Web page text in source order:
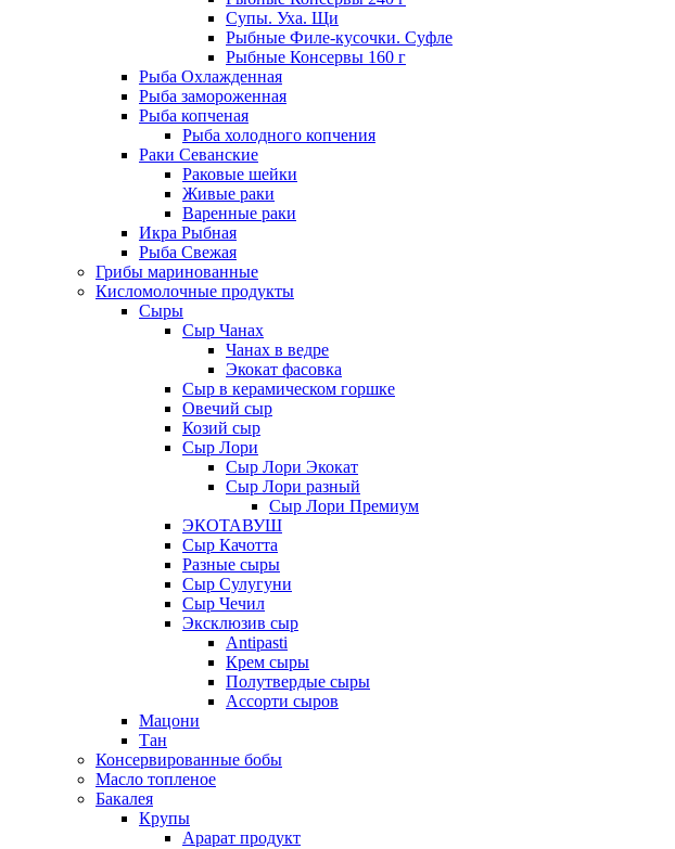
Супы. Уха. Щи
Рыбные Филе-кусочки. Суфле
Рыбные Консервы 160 г
Рыба Охлажденная
Рыба замороженная
Рыба копченая
Рыба холодного копчения
Раки Севанские
Раковые шейки
Живые раки
Варенные раки
Икра Рыбная
Рыба Свежая
Грибы маринованные
Кисломолочные продукты
Сыры
Сыр Чанах
Чанах в ведре
Экокат фасовка
Сыр в керамическом горшке
Овечий сыр
Козий сыр
Сыр Лори
Сыр Лори Экокат
Сыр Лори разный
Сыр Лори Премиум
ЭКОТАВУШ
Сыр Качотта
Разные сыры
Сыр Сулугуни
Сыр Чечил
Эксклюзив сыр
Antipasti
Крем сыры
Полутвердые сыры
Ассорти сыров
Мацони
Тан
Консервированные бобы
Масло топленое
Бакалея
Крупы
Арарат продукт